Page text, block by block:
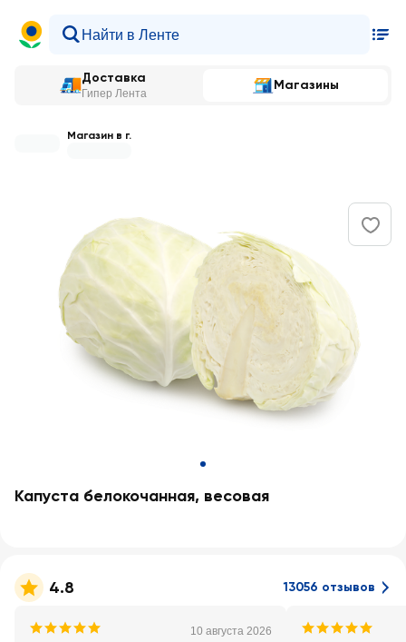
Доставка
Гипер Лента
Магазины
Магазин в г.
Капуста белокочанная, весовая
4.8 13056 отзывов
10 августа 2026